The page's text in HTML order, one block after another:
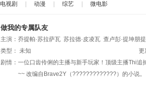
电视剧 动漫 综艺 微电影
做我的专属队友
主演： 乔提帕·苏拉萨瓦 苏拉德·皮凌瓦 查卢彭·提坤朋
Jay·Sorathon·Chaloemlapsombut
类型： 未知
更
剧情： 一位口齿伶俐的主播与新手玩家！顶级主播Thi
~~ 改编自Brave2Y（?????????????）的小说。